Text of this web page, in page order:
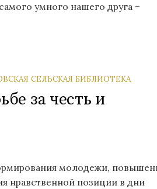
умного нашего друга –
СЕЛЬСКАЯ БИБЛИОТЕКА
за честь и
молодежи,
нравственной позиции в дни